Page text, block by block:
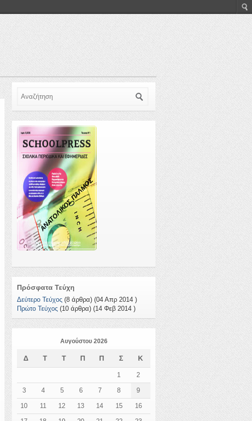
ΑΝΑΤΟΛΙΚΟΣ ΠΑΛΜΟΣ
Πρόσφατα Τεύχη
Δεύτερο Τεύχος (8 άρθρα) (04 Απρ 2014 )
Πρώτο Τεύχος (10 άρθρα) (14 Φεβ 2014 )
Αυγούστου 2026
Δ Τ Τ Π Π Σ Κ
1 2
3 4 5 6 7 8 9
10 11 12 13 14 15 16